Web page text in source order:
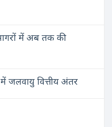
में अब तक की
में जलवायु वित्तीय अंतर